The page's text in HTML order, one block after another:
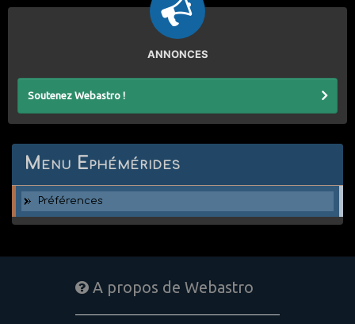
ANNONCES
Soutenez Webastro !
Menu Ephémérides
Préférences
A propos de Webastro